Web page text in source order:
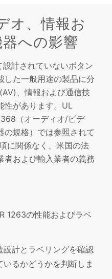
オ、情報お
への影響
計されていないボタン
した一般用途の製品に分
、情報および通信技
性があります。UL
（オーディオ/ビデ
の規格）では参照されて
に関係なく、米国の法
者および輸入業者の義務
1263の性能およびラベ
計とラベリングを確認
るかどうかを判断しま